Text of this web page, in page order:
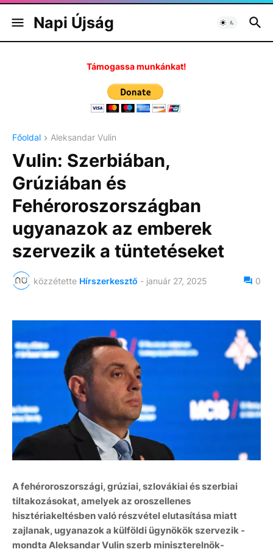
Napi Újság
Támogassa munkánkat!
Főoldal Aleksandar Vulin
Vulin: Szerbiában,
Grúziában és
Fehéroroszországban
ugyanazok az emberek
szervezik a tüntetéseket
közzétette Hírszerkesztő - január 27, 2025 0
A fehéroroszországi, grúziai, szlovákiai és szerbiai
tiltakozásokat, amelyek az oroszellenes
hisztériakeltésben való részvétel elutasítása miatt
zajlanak, ugyanazok a külföldi ügynökök szervezik -
mondta Aleksandar Vulin szerb miniszterelnök-